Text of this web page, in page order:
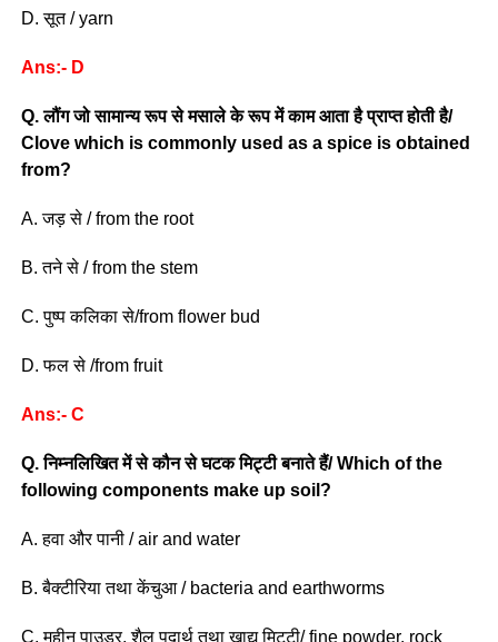
D. सूत / yarn
Ans:- D
Q. लौंग जो सामान्य रूप से मसाले के रूप में काम आता है प्राप्त होती है/
Clove which is commonly used as a spice is obtained
from?
A. जड़ से / from the root
B. तने से / from the stem
C. पुष्प कलिका से/from flower bud
D. फल से /from fruit
Ans:- C
Q. निम्नलिखित में से कौन से घटक मिट्टी बनाते हैं/ Which of the
following components make up soil?
A. हवा और पानी / air and water
B. बैक्टीरिया तथा केंचुआ / bacteria and earthworms
C. महीन पाउडर, शैल पदार्थ तथा खाद्य मिट्टी/ fine powder, rock